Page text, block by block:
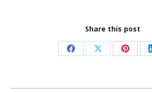
Share this post
Share
Facebook
Share
X
Share